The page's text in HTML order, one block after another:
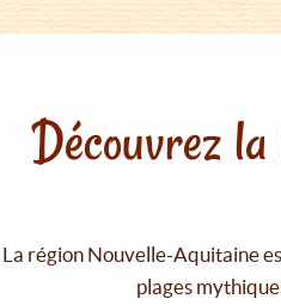
Découvrez
La région Nouvelle-Aquitaine
plages